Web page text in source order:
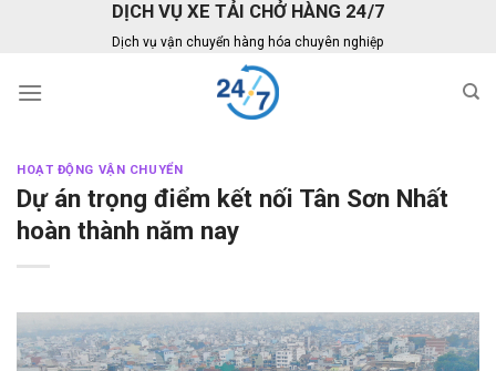
DỊCH VỤ XE TẢI CHỞ HÀNG 24/7
Dịch vụ vận chuyển hàng hóa chuyên nghiệp
HOẠT ĐỘNG VẬN CHUYỂN
Dự án trọng điểm kết nối Tân Sơn Nhất
hoàn thành năm nay